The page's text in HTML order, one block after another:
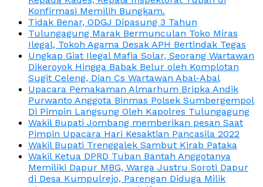
Konfirmasi Memilih Bungkam.
Tidak Benar, ODGJ Dipasung 3 Tahun
Tulungagung Marak Bermunculan Toko Miras
Ilegal, Tokoh Agama Desak APH Bertindak Tegas
Ungkap Giat Ilegal Mafia Solar, Seorang Wartawan
Dikeroyok Hingga Babak Belur oleh Komplotan
Sugit Celeng, Dian Cs Wartawan Abal-Abal
Upacara Pemakaman Almarhum Bripka Andik
Purwanto Anggota Binmas Polsek Sumbergempol
Di Pimpin Langsung Oleh Kapolres Tulungagung
Wakil Bupati Jombang memberikan pesan Saat
Pimpin Upacara Hari Kesaktian Pancasila 2022
Wakil Bupati Trenggalek Sambut Kirab Pataka
Wakil Ketua DPRD Tuban Bantah Anggotanya
Memiliki Dapur MBG, Warga Justru Soroti Dapur
di Desa Kumpulrejo, Parengan Diduga Milik